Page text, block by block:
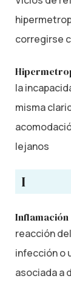
corregirse
la
misma
lejanos
I
Inflamación
reacción
infección o
asociada a